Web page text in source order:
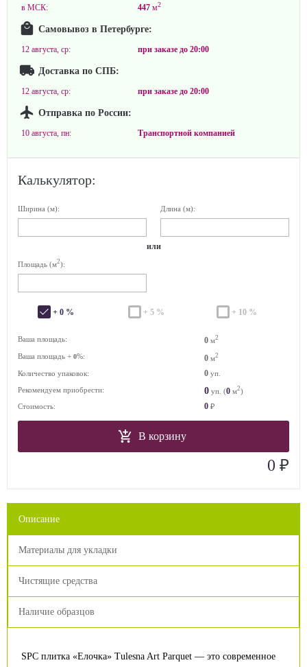
в МСК: 447 м2
Самовывоз в Петербурге:
12 августа, ср: при заказе до 20:00
Доставка по СПБ:
12 августа, ср: при заказе до 20:00
Отправка по России:
10 августа, пн: Транспортной компанией
Калькулятор:
Ширина (м): Длина (м):
или
Площадь (м2):
+ 0 % + 5 % + 10 %
Ваша площадь: 0 м2
Ваша площадь + 0%: 0 м2
Количество упаковок: 0 уп.
Рекомендуем приобрести:
0 уп. (0 м2)
Стоимость:
0 ₽
В корзину
0 ₽
Описание
Материалы для укладки
Чистящие средства
Наличие образцов
SPC плитка «Елочка» Tulesna Art Parquet — это современное